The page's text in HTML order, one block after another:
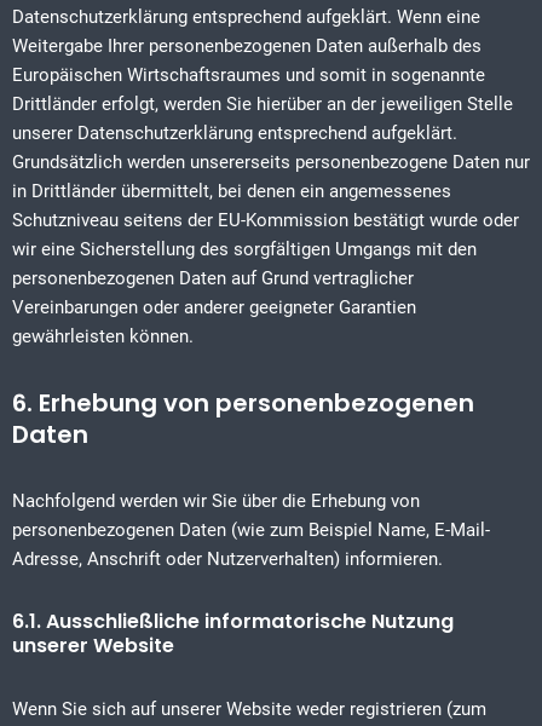
Datenschutzerklärung entsprechend aufgeklärt. Wenn eine
Weitergabe Ihrer personenbezogenen Daten außerhalb des
Europäischen Wirtschaftsraumes und somit in sogenannte
Drittländer erfolgt, werden Sie hierüber an der jeweiligen Stelle
unserer Datenschutzerklärung entsprechend aufgeklärt.
Grundsätzlich werden unsererseits personenbezogene Daten nur
in Drittländer übermittelt, bei denen ein angemessenes
Schutzniveau seitens der EU-Kommission bestätigt wurde oder
wir eine Sicherstellung des sorgfältigen Umgangs mit den
personenbezogenen Daten auf Grund vertraglicher
Vereinbarungen oder anderer geeigneter Garantien
gewährleisten können.
6. Erhebung von personenbezogenen
Daten
Nachfolgend werden wir Sie über die Erhebung von
personenbezogenen Daten (wie zum Beispiel Name, E-Mail-
Adresse, Anschrift oder Nutzerverhalten) informieren.
6.1. Ausschließliche informatorische Nutzung
unserer Website
Wenn Sie sich auf unserer Website weder registrieren (zum